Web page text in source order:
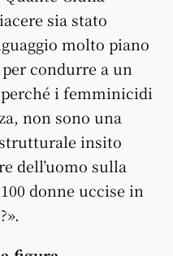
sia stato
molto piano
condurre a un
i femminicidi
non sono una
insito
dell’uomo sulla
donne uccise in